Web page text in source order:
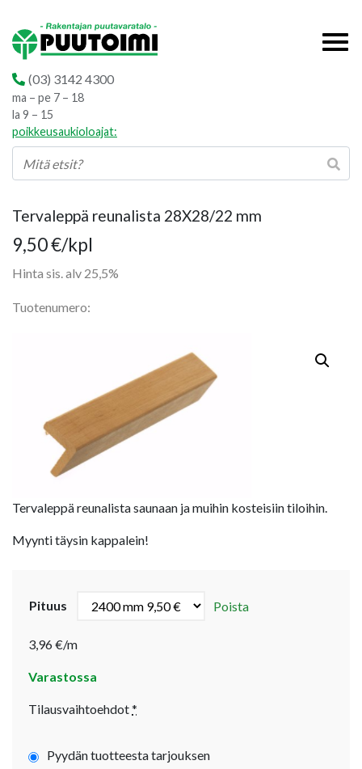
(03) 3142 4300
ma – pe 7 – 18
la 9 – 15
poikkeusaukioloajat:
Tervaleppä reunalista 28X28/22 mm
9,50€/kpl
Hinta sis. alv 25,5%
Tuotenumero:
Tervaleppä reunalista saunaan ja muihin kosteisiin tiloihin.
Myynti täysin kappalein!
Pituus Poista
3,96 €/m
Varastossa
Tilausvaihtoehdot*
Pyydän tuotteesta tarjouksen